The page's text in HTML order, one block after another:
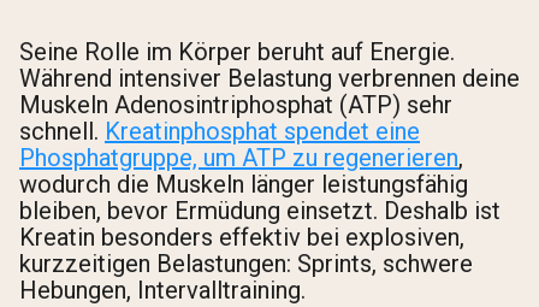
Seine Rolle im Körper beruht auf Energie.
Während intensiver Belastung verbrennen deine
Muskeln Adenosintriphosphat (ATP) sehr
schnell. Kreatinphosphat spendet eine
Phosphatgruppe, um ATP zu regenerieren,
wodurch die Muskeln länger leistungsfähig
bleiben, bevor Ermüdung einsetzt. Deshalb ist
Kreatin besonders effektiv bei explosiven,
kurzzeitigen Belastungen: Sprints, schwere
Hebungen, Intervalltraining.